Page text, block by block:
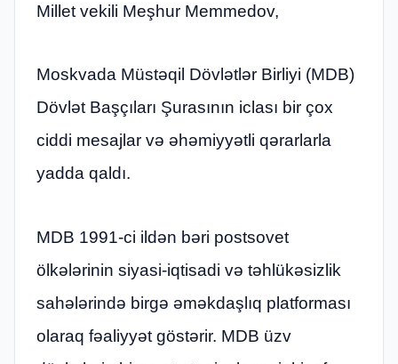
Millet vekili Meşhur Memmedov,
Moskvada Müstəqil Dövlətlər Birliyi (MDB)
Dövlət Başçıları Şurasının iclası bir çox
ciddi mesajlar və əhəmiyyətli qərarlarla
yadda qaldı.
MDB 1991-ci ildən bəri postsovet
ölkələrinin siyasi-iqtisadi və təhlükəsizlik
sahələrində birgə əməkdaşlıq platforması
olaraq fəaliyyət göstərir. MDB üzv